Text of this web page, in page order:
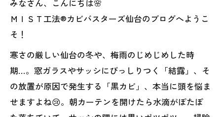
みなさん、こんにちは🌸
ＭＩＳＴ工法®カビバスターズ仙台のブログへようこ
そ！
寒さの厳しい仙台の冬や、梅雨のじめじめした時
期…。窓ガラスやサッシにびっしりつく「結露」、そ
の放置が原因で発生する「黒カビ」、本当に頭を悩ま
せますよね😢。朝カーテンを開けたら水滴がぽたぽ